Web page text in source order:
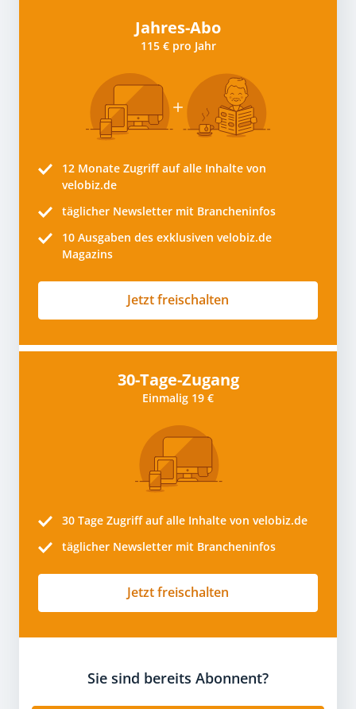
Jahres-Abo
115 € pro Jahr
12 Monate Zugriff auf alle Inhalte von
velobiz.de
täglicher Newsletter mit Brancheninfos
10 Ausgaben des exklusiven velobiz.de
Magazins
Jetzt freischalten
30-Tage-Zugang
Einmalig 19 €
30 Tage Zugriff auf alle Inhalte von velobiz.de
täglicher Newsletter mit Brancheninfos
Jetzt freischalten
Sie sind bereits Abonnent?